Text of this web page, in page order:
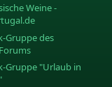
Weine -
Gruppe des
Gruppe "Urlaub in